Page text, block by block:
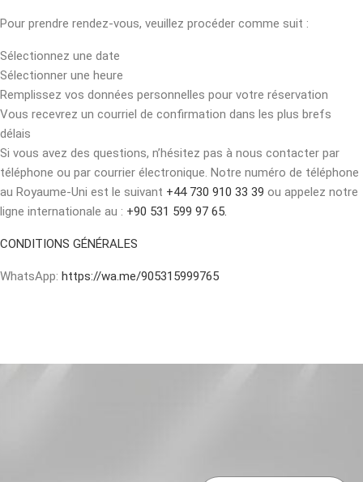
Pour prendre rendez-vous, veuillez procéder comme suit :
Sélectionnez une date
Sélectionner une heure
Remplissez vos données personnelles pour votre réservation
Vous recevrez un courriel de confirmation dans les plus brefs
délais
Si vous avez des questions, n’hésitez pas à nous contacter par
téléphone ou par courrier électronique. Notre numéro de téléphone
au Royaume-Uni est le suivant +44 730 910 33 39 ou appelez notre
ligne internationale au : +90 531 599 97 65.
CONDITIONS GÉNÉRALES
WhatsApp: https://wa.me/905315999765